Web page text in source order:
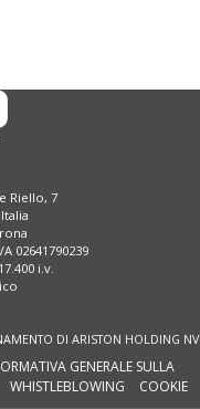
Riello, 7
02641790239
i.v.
DI ARISTON HOLDING NV
GENERALE SULLA
WHISTLEBLOWING
COOKIE